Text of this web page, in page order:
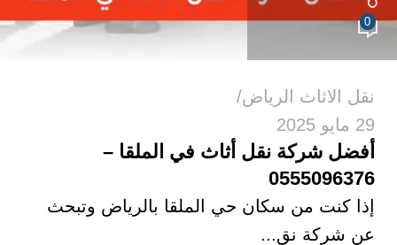
0
نقل الاثاث الرياض
29 مايو 2025
أفضل شركة نقل أثاث في الملقا –
0555096376
إذا كنت من سكان حي الملقا بالرياض وتبحث
عن شركة نق...